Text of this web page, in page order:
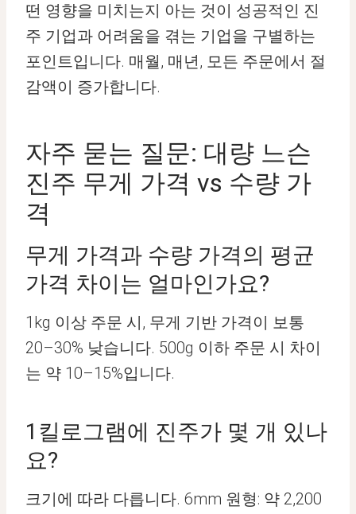
떤 영향을 미치는지 아는 것이 성공적인 진
주 기업과 어려움을 겪는 기업을 구별하는
포인트입니다. 매월, 매년, 모든 주문에서 절
감액이 증가합니다.
자주 묻는 질문: 대량 느슨
진주 무게 가격 vs 수량 가
격
무게 가격과 수량 가격의 평균
가격 차이는 얼마인가요?
1kg 이상 주문 시, 무게 기반 가격이 보통
20–30% 낮습니다. 500g 이하 주문 시 차이
는 약 10–15%입니다.
1킬로그램에 진주가 몇 개 있나
요?
크기에 따라 다릅니다. 6mm 원형: 약 2,200